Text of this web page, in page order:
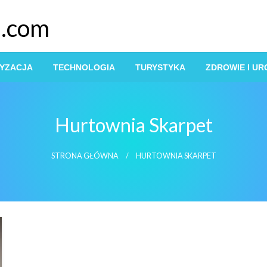
TECHNOLOGIA TURYSTYKA ZDROWIE I
Hurtownia Skarpet
STRONA GŁÓWNA HURTOWNIA SKARPET